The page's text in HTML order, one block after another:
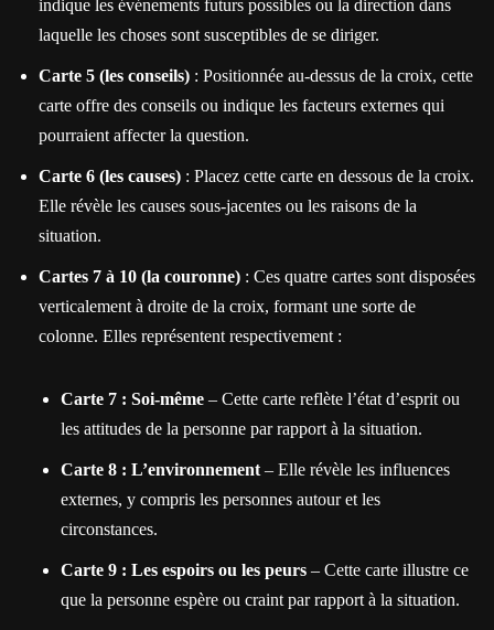
indique les événements futurs possibles ou la direction dans
laquelle les choses sont susceptibles de se diriger.
Carte 5 (les conseils) : Positionnée au-dessus de la croix, cette
carte offre des conseils ou indique les facteurs externes qui
pourraient affecter la question.
Carte 6 (les causes) : Placez cette carte en dessous de la croix.
Elle révèle les causes sous-jacentes ou les raisons de la
situation.
Cartes 7 à 10 (la couronne) : Ces quatre cartes sont disposées
verticalement à droite de la croix, formant une sorte de
colonne. Elles représentent respectivement :
Carte 7 : Soi-même – Cette carte reflète l’état d’esprit ou
les attitudes de la personne par rapport à la situation.
Carte 8 : L’environnement – Elle révèle les influences
externes, y compris les personnes autour et les
circonstances.
Carte 9 : Les espoirs ou les peurs – Cette carte illustre ce
que la personne espère ou craint par rapport à la situation.